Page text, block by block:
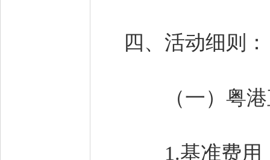
四、活动细则
（一）粤港
1.基准费用：